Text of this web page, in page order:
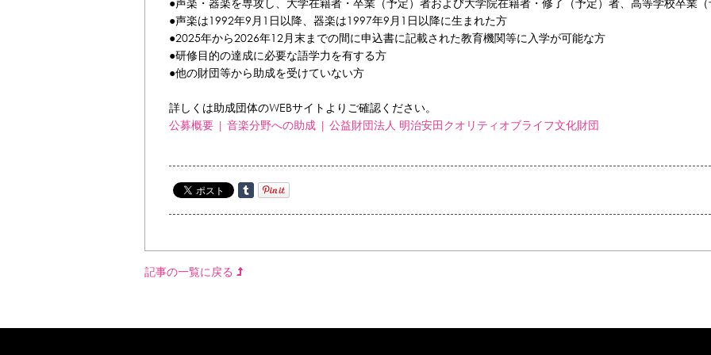
●声楽・器楽を専攻し、大学在籍者・卒業（予定）者および大学院在籍者・修了（予定）者、高等学校卒業
●声楽は1992年9月1日以降、器楽は1997年9月1日以降に生まれた方
●2025年から2026年12月末までの間に申込書に記載された教育機関等に入学が可能な方
●研修目的の達成に必要な語学力を有する方
●他の財団等から助成を受けていない方
詳しくは助成団体のWEBサイトよりご確認ください。
公募概要 | 音楽分野への助成 | 公益財団法人 明治安田クオリティオブライフ文化財団
記事の一覧に戻る